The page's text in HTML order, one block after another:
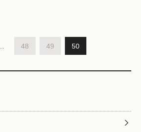
48 49 50